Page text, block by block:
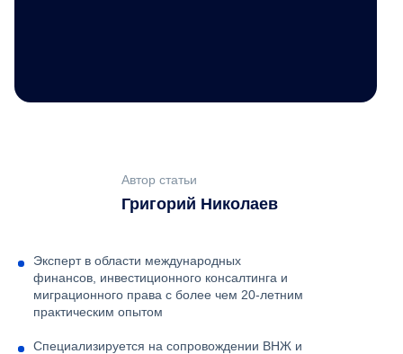
Григорий Николаев
Автор статьи
Эксперт в области международных
финансов, инвестиционного консалтинга и
миграционного права с более чем 20-летним
практическим опытом
Специализируется на сопровождении ВНЖ и